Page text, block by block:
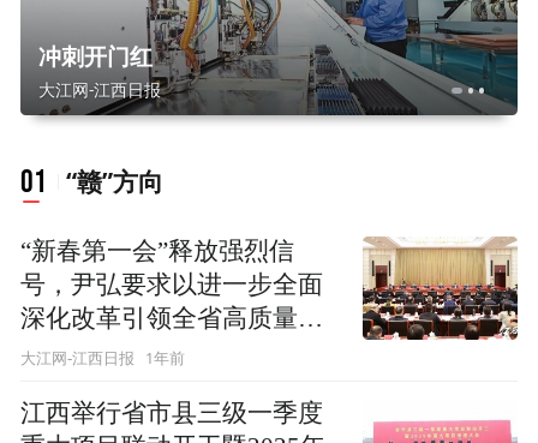
冲刺开门红
大江网-江西日报
01 “赣”方向
“新春第一会”释放强烈信
号，尹弘要求以进一步全面
深化改革引领全省高质量发
展
大江网-江西日报 1年前
江西举行省市县三级一季度